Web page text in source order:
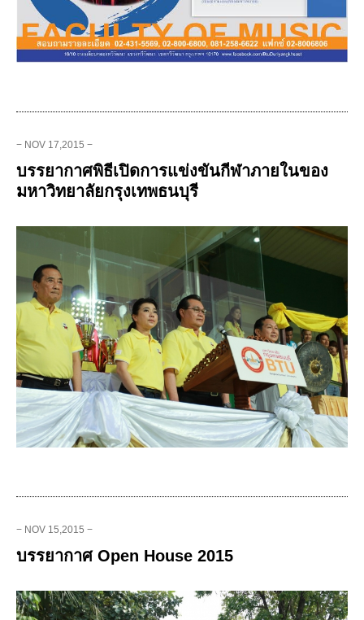
− NOV 17,2015 −
บรรยากาศพิธีเปิดการแข่งขันกีฬาภายในของ
มหาวิทยาลัยกรุงเทพธนบุรี
− NOV 15,2015 −
บรรยากาศ Open House 2015